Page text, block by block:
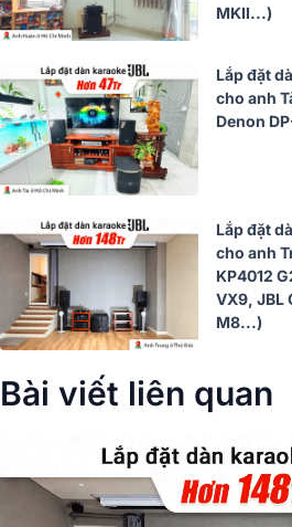
MKII...)
Lắp đặt
cho anh
Denon
Lắp đặt
cho anh
KP4012
VX9, JBL
M8...)
Bài viết liên quan